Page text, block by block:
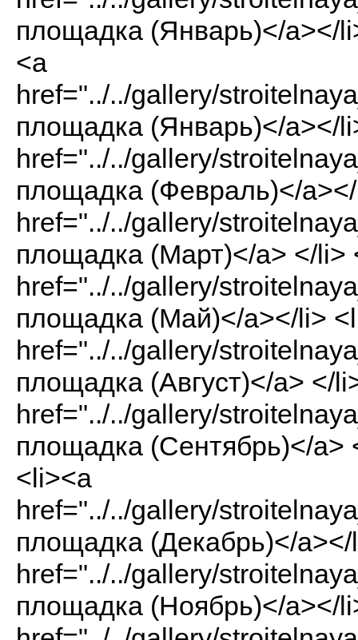
площадка (Январь)</a></
<a
href="../../gallery/
площадка (Январь)</a></
href="../../gallery/
площадка (Февраль)</
href="../../gallery/
площадка (Март)</a> </li>
href="../../gallery/
площадка (Май)</a></li>
href="../../gallery/
площадка (Август)</a> </
href="../../gallery/
площадка (Сентябрь)</a>
<li><a
href="../../gallery/
площадка (Декабрь)</
href="../../gallery/
площадка (Ноябрь)</a></